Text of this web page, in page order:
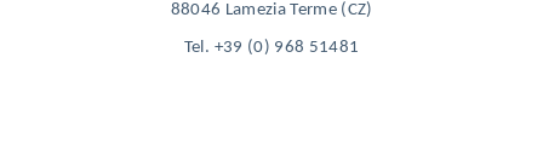
88046 Lamezia Terme (CZ)
Tel. +39 (0) 968 51481